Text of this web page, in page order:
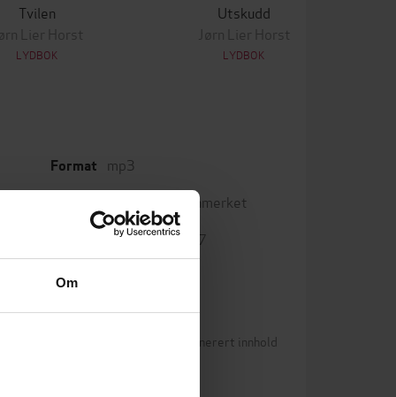
Om
Tvilen
Jørn Lier Horst
LYDBOK
Utskudd
Jørn Lier Horst
LYDBOK
Format mp3
Vannmerket
9788284191447
Betingelser for brukergenerert innhold